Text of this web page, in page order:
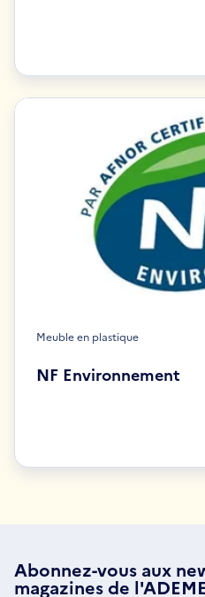
Meuble en plastique
NF Environnement
Abonnez-vous aux
magazines de